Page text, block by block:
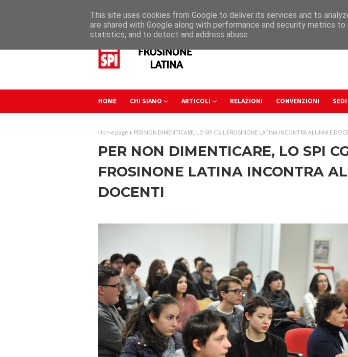
HOME CHI SIAMO ARTICOLI RELAZIONI CONVENZIONI SEDI
Home page PER NON DIMENTICARE, LO SPI CGIL FROSINONE LATINA INCONTRA ALUNNI E
PER NON DIMENTICARE, LO SPI
FROSINONE LATINA INCONTRA
DOCENTI
This site uses cookies from Google to deliver its services and to
are shared with Google along with performance and security metrics
statistics, and to detect and address abuse.